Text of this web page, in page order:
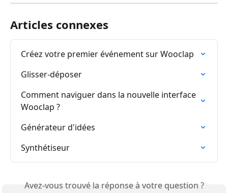
Articles connexes
Créez votre premier événement sur Wooclap
Glisser-déposer
Comment naviguer dans la nouvelle interface
Wooclap ?
Générateur d'idées
Synthétiseur
Avez-vous trouvé la réponse à votre question ?